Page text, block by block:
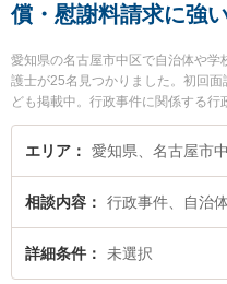
償・慰謝料請求に強
愛知県の名古屋市中区で自治体や
護士が25名見つかりました。初回
ども掲載中。行政事件に関係する
（処分取り消し等）等の細かな分
古屋葵綜合法律事務所の石川 耕三
校などへの損害賠償・慰謝料請求
『自治体や学校などへの損害賠償
くの弁護士を検索したい』『初回
エリア 愛知県、名古屋市
相談内容
詳細条件 未選択